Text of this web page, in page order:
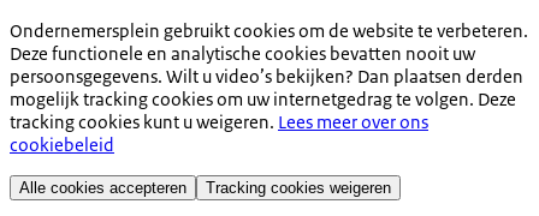
Ondernemersplein gebruikt cookies om de website te verbeteren.
Deze functionele en analytische cookies bevatten nooit uw
persoonsgegevens. Wilt u video’s bekijken? Dan plaatsen derden
mogelijk tracking cookies om uw internetgedrag te volgen. Deze
tracking cookies kunt u weigeren. Lees meer over ons
cookiebeleid
Alle cookies accepteren Tracking cookies weigeren